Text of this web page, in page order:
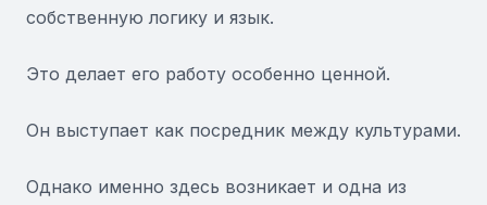
собственную логику и язык.
Это делает его работу особенно ценной.
Он выступает как посредник между культурами.
Однако именно здесь возникает и одна из